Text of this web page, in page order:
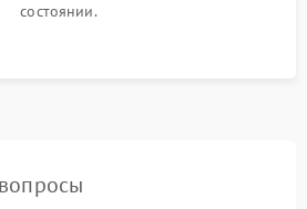
состоянии.